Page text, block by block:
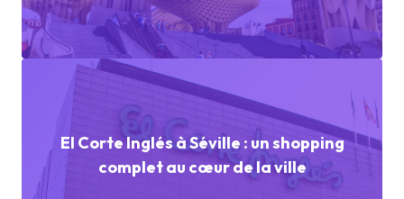
El Corte Inglés à Séville : un shopping
complet au cœur de la ville